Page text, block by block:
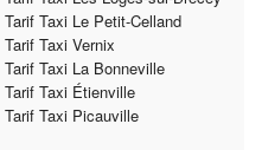
Tarif Taxi Le Petit-Celland
Tarif Taxi Vernix
Tarif Taxi La Bonneville
Tarif Taxi Étienville
Tarif Taxi Picauville